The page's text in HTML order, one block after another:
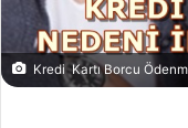
Kredi Kartı Borcu